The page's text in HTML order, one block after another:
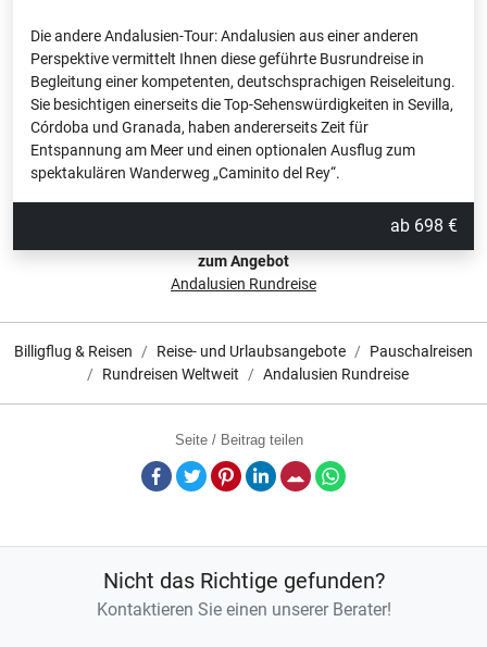
Die andere Andalusien-Tour: Andalusien aus einer anderen
Perspektive vermittelt Ihnen diese geführte Busrundreise in
Begleitung einer kompetenten, deutschsprachigen Reiseleitung.
Sie besichtigen einerseits die Top-Sehenswürdigkeiten in Sevilla,
Córdoba und Granada, haben andererseits Zeit für
Entspannung am Meer und einen optionalen Ausflug zum
spektakulären Wanderweg „Caminito del Rey“.
ab 698 €
zum Angebot
Andalusien Rundreise
Billigflug & Reisen Reise- und Urlaubsangebote
Pauschalreisen
Rundreisen Weltweit
Andalusien Rundreise
Seite / Beitrag teilen
Facebook
TwitterPinterestLinkedInE-Mail
Nicht das Richtige gefunden?
Kontaktieren Sie einen unserer Berater!